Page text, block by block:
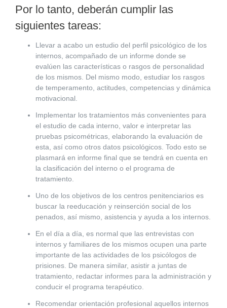
Por lo tanto, deberán cumplir las
siguientes tareas:
Llevar a acabo un estudio del perfil psicológico de los
internos, acompañado de un informe donde se
evalúen las características o rasgos de personalidad
de los mismos. Del mismo modo, estudiar los rasgos
de temperamento, actitudes, competencias y dinámica
motivacional.
Implementar los tratamientos más convenientes para
el estudio de cada interno, valor e interpretar las
pruebas psicométricas, elaborando la evaluación de
esta, así como otros datos psicológicos. Todo esto se
plasmará en informe final que se tendrá en cuenta en
la clasificación del interno o el programa de
tratamiento.
Uno de los objetivos de los centros penitenciarios es
buscar la reeducación y reinserción social de los
penados, así mismo, asistencia y ayuda a los internos.
En el día a día, es normal que las entrevistas con
internos y familiares de los mismos ocupen una parte
importante de las actividades de los psicólogos de
prisiones. De manera similar, asistir a juntas de
tratamiento, redactar informes para la administración y
conducir el programa terapéutico.
Recomendar orientación profesional aquellos internos